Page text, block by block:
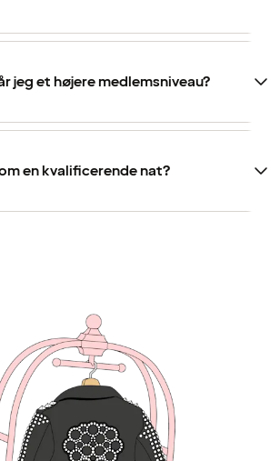
jeg et højere medlemsniveau?
en kvalificerende nat?